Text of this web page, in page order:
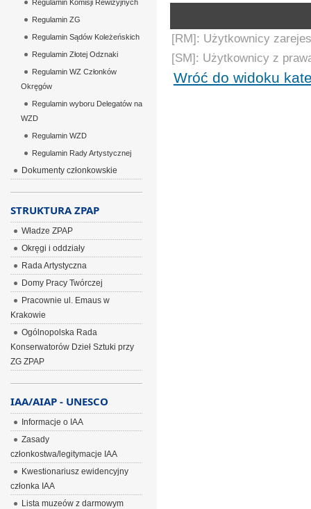
[RM]: Użytkownicy
[SM]: Użytkownicy z
Wróć do widoku
Regulamin Komisji Rewizyjnych
Regulamin ZG
Regulamin Sądów Koleżeńskich
Regulamin Złotej Odznaki
Regulamin WZ Członków
Okręgów
Regulamin wyboru Delegatów na
WZD
Regulamin WZD
Regulamin Rady Artystycznej
Dokumenty członkowskie
STRUKTURA ZPAP
Władze ZPAP
Okręgi i oddziały
Rada Artystyczna
Domy Pracy Twórczej
Pracownie ul. Emaus w
Krakowie
Ogólnopolska Rada
Konserwatorów Dzieł Sztuki przy
ZG ZPAP
IAA/AIAP - UNESCO
Informacje o IAA
Zasady
członkostwa/legitymacje IAA
Kwestionariusz ewidencyjny
członka IAA
Lista muzeów z darmowym